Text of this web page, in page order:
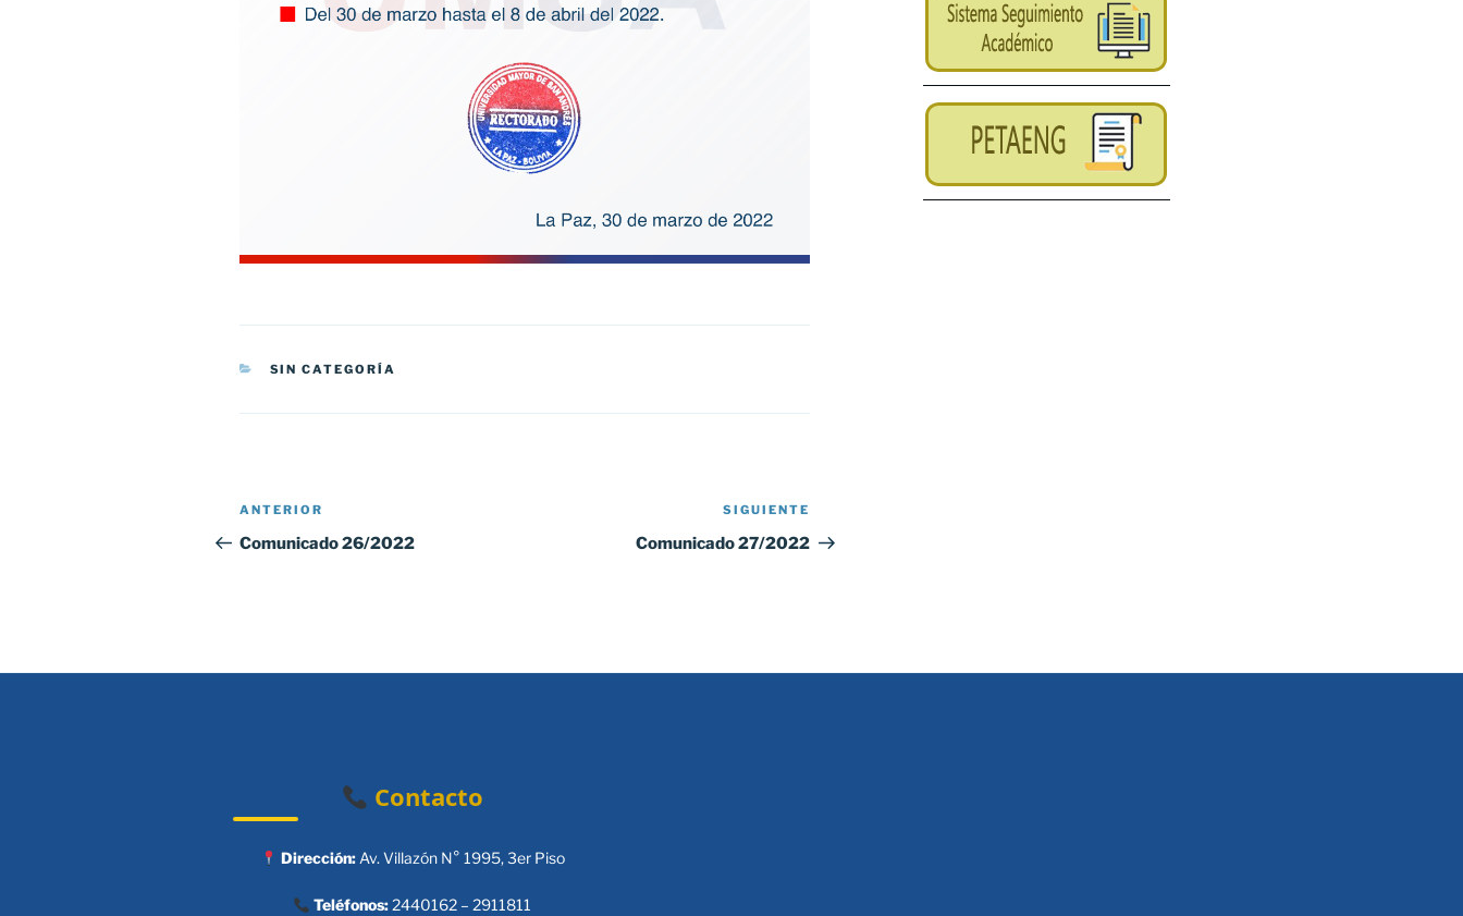
CATEGORÍAS
SIN CATEGORÍA
Navegación
de
Entrada
anterior:
ANTERIOR
Comunicado 26/2022
entrada
SIGUIENTE
Comunicado 27/2022
Contacto
Dirección:Av. Villazón N° 1995, 3er Piso
Teléfonos:2440162 – 2911811